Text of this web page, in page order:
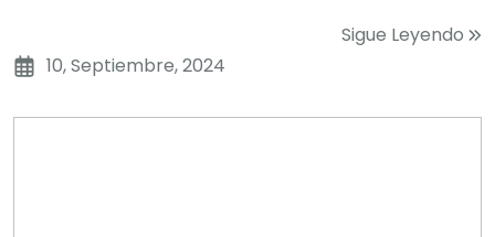
Sigue Leyendo
10, Septiembre, 2024